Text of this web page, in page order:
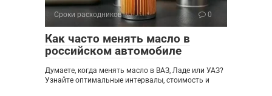
Сроки расходников 0
Как часто менять масло в
российском автомобиле
Думаете, когда менять масло в ВАЗ, Ладе или УАЗ?
Узнайте оптимальные интервалы, стоимость и